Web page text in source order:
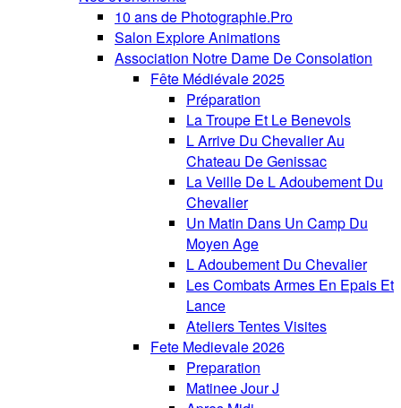
10 ans de Photographie.Pro
Salon Explore Animations
Association Notre Dame De Consolation
Fête Médiévale 2025
Préparation
La Troupe Et Le Benevols
L Arrive Du Chevalier Au
Chateau De Genissac
La Veille De L Adoubement Du
Chevalier
Un Matin Dans Un Camp Du
Moyen Age
L Adoubement Du Chevalier
Les Combats Armes En Epais Et
Lance
Ateliers Tentes Visites
Fete Medievale 2026
Preparation
Matinee Jour J